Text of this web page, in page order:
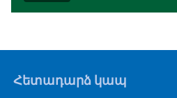
Հետադարձ կապ